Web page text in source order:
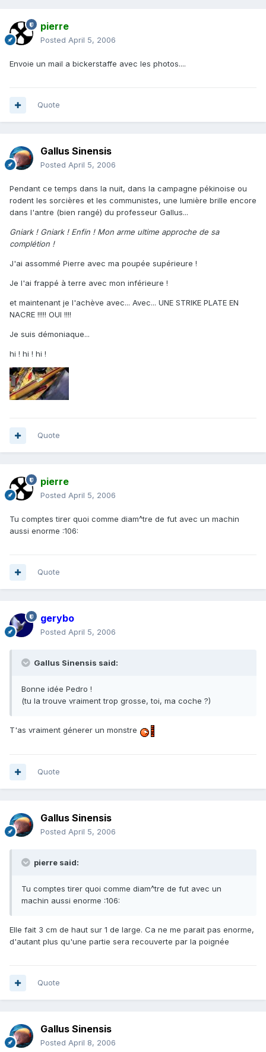
pierre
Posted April 5, 2006
Envoie un mail a bickerstaffe avec les photos....
Quote
Gallus Sinensis
Posted April 5, 2006
Pendant ce temps dans la nuit, dans la campagne pékinoise ou
rodent les sorcières et les communistes, une lumière brille encore
dans l'antre (bien rangé) du professeur Gallus...
Gniark ! Gniark ! Enfin ! Mon arme ultime approche de sa
complétion !
J'ai assommé Pierre avec ma poupée supérieure !
Je l'ai frappé à terre avec mon inférieure !
et maintenant je l'achève avec... Avec... UNE STRIKE PLATE EN
NACRE !!!!! OUI !!!!
Je suis démoniaque...
hi ! hi ! hi !
Quote
pierre
Posted April 5, 2006
Tu comptes tirer quoi comme diam^tre de fut avec un machin
aussi enorme :106:
Quote
gerybo
Posted April 5, 2006
Gallus Sinensis said:
Bonne idée Pedro !
(tu la trouve vraiment trop grosse, toi, ma coche ?)
T'as vraiment génerer un monstre
Quote
Gallus Sinensis
Posted April 5, 2006
pierre said:
Tu comptes tirer quoi comme diam^tre de fut avec un
machin aussi enorme :106:
Elle fait 3 cm de haut sur 1 de large. Ca ne me parait pas enorme,
d'autant plus qu'une partie sera recouverte par la poignée
Quote
Gallus Sinensis
Posted April 8, 2006